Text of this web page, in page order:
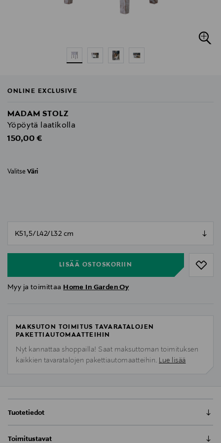
ONLINE EXCLUSIVE
MADAM STOLZ
Yöpöytä laatikolla
Original Price
150,00 €
Valitse Väri
LISÄÄ OSTOSKORIIN
Myy ja toimittaa Home In Garden Oy
MAKSUTON TOIMITUS TAVARATALOJEN
PAKETTIAUTOMAATTEIHIN
Nyt kannattaa shoppailla! Saat maksuttoman toimituksen
kaikkien tavaratalojen pakettiautomaatteihin. Lue lisää
Tuotetiedot
Pöytä laatikolla
Toimitustavat